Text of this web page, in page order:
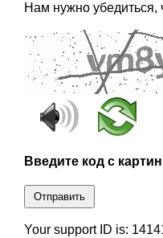
Нам нужно убедиться,
Введите код с
Отправить
Your support ID is: